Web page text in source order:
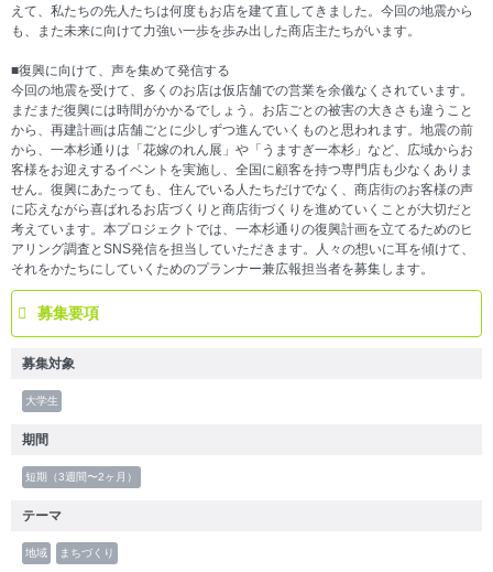
えて、私たちの先人たちは何度もお店を建て直してきました。今回の地震から
も、また未来に向けて力強い一歩を歩み出した商店主たちがいます。
■復興に向けて、声を集めて発信する
今回の地震を受けて、多くのお店は仮店舗での営業を余儀なくされています。
まだまだ復興には時間がかかるでしょう。お店ごとの被害の大きさも違うこと
から、再建計画は店舗ごとに少しずつ進んでいくものと思われます。地震の前
から、一本杉通りは「花嫁のれん展」や「うますぎ一本杉」など、広域からお
客様をお迎えするイベントを実施し、全国に顧客を持つ専門店も少なくありま
せん。復興にあたっても、住んでいる人たちだけでなく、商店街のお客様の声
に応えながら喜ばれるお店づくりと商店街づくりを進めていくことが大切だと
考えています。本プロジェクトでは、一本杉通りの復興計画を立てるためのヒ
アリング調査とSNS発信を担当していただきます。人々の想いに耳を傾けて、
それをかたちにしていくためのプランナー兼広報担当者を募集します。
募集要項
募集対象
大学生
期間
短期（3週間〜2ヶ月）
テーマ
地域 まちづくり